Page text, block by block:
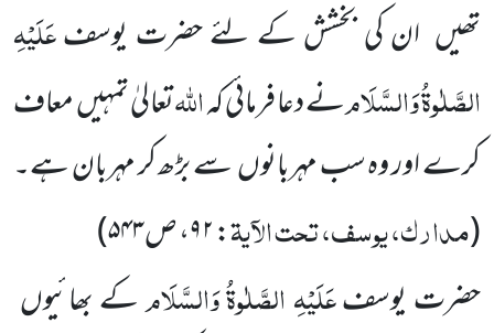
تھیں ان کی بخشش کے لئے حضرت یوسفعَلَیْہِ
الصَّلٰوۃُ وَالسَّلَامنے دعا فرمائی کہاللّٰہتعالیٰ تمہیں معاف
کرے اور وہ سب مہربانوں سے بڑھ کر مہربان ہے۔
(مدارک، یوسف، تحت الآیۃ:۹۲، ص۵۴۳)
حضرت یوسفعَلَیْہِ الصَّلٰوۃُ وَالسَّلَامکے بھائیوں